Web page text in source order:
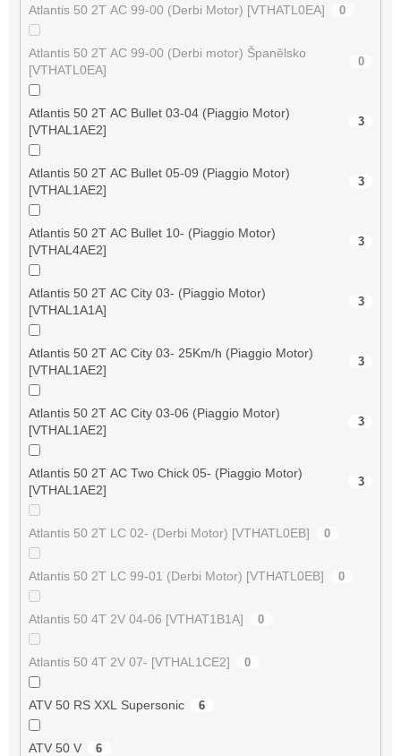
Atlantis 50 2T AC 99-00 (Derbi Motor) [VTHATL0EA] 0
Atlantis 50 2T AC 99-00 (Derbi motor) Španělsko
[VTHATL0EA]
0
Atlantis 50 2T AC Bullet 03-04 (Piaggio Motor)
[VTHAL1AE2]
3
Atlantis 50 2T AC Bullet 05-09 (Piaggio Motor)
[VTHAL1AE2]
3
Atlantis 50 2T AC Bullet 10- (Piaggio Motor)
[VTHAL4AE2]
3
Atlantis 50 2T AC City 03- (Piaggio Motor)
[VTHAL1A1A]
3
Atlantis 50 2T AC City 03- 25Km/h (Piaggio Motor)
[VTHAL1AE2]
3
Atlantis 50 2T AC City 03-06 (Piaggio Motor)
[VTHAL1AE2]
3
Atlantis 50 2T AC Two Chick 05- (Piaggio Motor)
[VTHAL1AE2]
3
Atlantis 50 2T LC 02- (Derbi Motor) [VTHATL0EB] 0
Atlantis 50 2T LC 99-01 (Derbi Motor) [VTHATL0EB] 0
Atlantis 50 4T 2V 04-06 [VTHAT1B1A] 0
Atlantis 50 4T 2V 07- [VTHAL1CE2] 0
ATV 50 RS XXL Supersonic 6
ATV 50 V 6